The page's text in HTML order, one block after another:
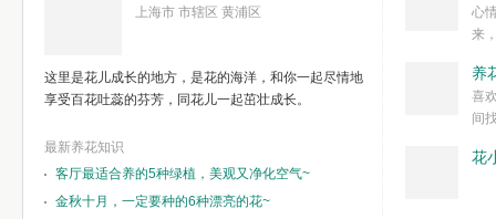
上海市 市辖区 黄浦区
这里是花儿成长的地方，是花的海洋，和你一起尽情地
享受百花吐蕊的芬芳，同花儿一起茁壮成长。
最新养花知识
客厅最适合养的5种绿植，美观又净化空气~
金秋十月，一定要种的6种漂亮的花~
心
来
简单愉快的心
我们自己复杂
养
喜
间
花